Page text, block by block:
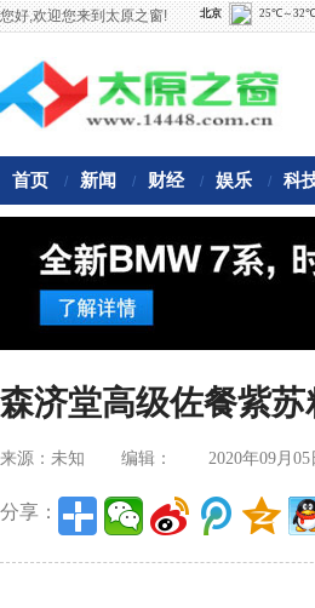
您好,欢迎您来到太原之窗!
首页 / 新闻 / 财经 / 娱乐 / 科
森济堂高级佐餐紫
来源：未知 编辑： 2020年09月
分享：